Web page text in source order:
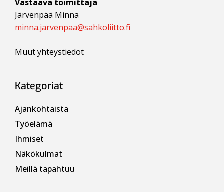
Vastaava toimittaja
Järvenpää Minna
minna.jarvenpaa@sahkoliitto.fi
Muut yhteystiedot
Kategoriat
Ajankohtaista
Työelämä
Ihmiset
Näkökulmat
Meillä tapahtuu